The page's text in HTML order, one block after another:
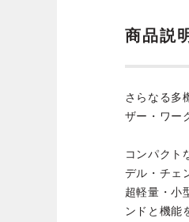
商品説
さらなる多
ザー・ワー
コンパクト
デル・チェ
超軽量・小
ンドと機能